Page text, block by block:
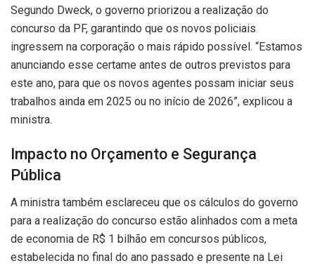
Segundo Dweck, o governo priorizou a realização do
concurso da PF, garantindo que os novos policiais
ingressem na corporação o mais rápido possível. “Estamos
anunciando esse certame antes de outros previstos para
este ano, para que os novos agentes possam iniciar seus
trabalhos ainda em 2025 ou no início de 2026”, explicou a
ministra.
Impacto no Orçamento e Segurança
Pública
A ministra também esclareceu que os cálculos do governo
para a realização do concurso estão alinhados com a meta
de economia de R$ 1 bilhão em concursos públicos,
estabelecida no final do ano passado e presente na Lei